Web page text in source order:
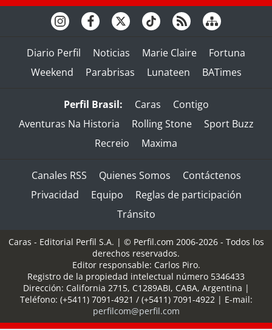
Diario Perfil Noticias Marie Claire
Fortuna
Weekend
Parabrisas Lunateen BATimes
Perfil Brasil: Caras
Contigo
Aventuras Na Historia
Rolling Stone
Sport Buzz
Recreio
Maxima
Canales RSS Quienes Somos
Contáctenos
Privacidad
Equipo
Reglas de participación
Tránsito
Caras - Editorial Perfil S.A. | © Perfil.com 2006-2026 - Todos los
derechos reservados.
Editor responsable: Carlos Piro.
Registro de la propiedad intelectual número 5346433
Dirección: California 2715, C1289ABI, CABA, Argentina |
Teléfono: (+5411) 7091-4921 / (+5411) 7091-4922 | E-mail:
perfilcom@perfil.com